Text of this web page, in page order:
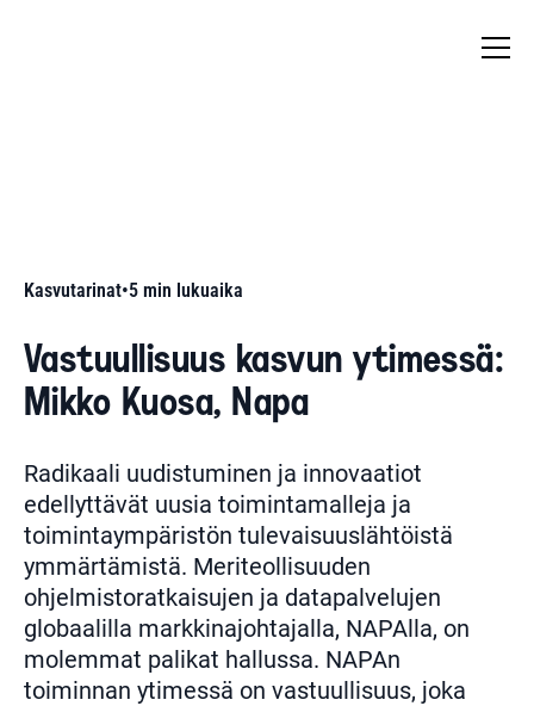
Kasvutarinat•5 min lukuaika
Vastuullisuus kasvun ytimessä:
Mikko Kuosa, Napa
Radikaali uudistuminen ja innovaatiot
edellyttävät uusia toimintamalleja ja
toimintaympäristön tulevaisuuslähtöistä
ymmärtämistä. Meriteollisuuden
ohjelmistoratkaisujen ja datapalvelujen
globaalilla markkinajohtajalla, NAPAlla, on
molemmat palikat hallussa. NAPAn
toiminnan ytimessä on vastuullisuus, joka